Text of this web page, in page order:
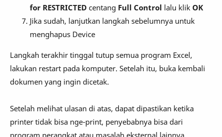
for RESTRICTED centang Full Control lalu klik OK
Jika sudah, lanjutkan langkah sebelumnya untuk
menghapus Device
Langkah terakhir tinggal tutup semua program Excel,
lakukan restart pada komputer. Setelah itu, buka kembali
dokumen yang ingin dicetak.
Setelah melihat ulasan di atas, dapat dipastikan ketika
printer tidak bisa nge-print, penyebabnya bisa dari